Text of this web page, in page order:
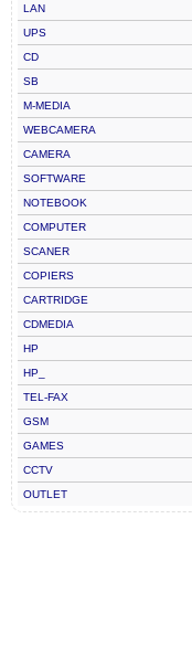
LAN
UPS
CD
SB
M-MEDIA
WEBCAMERA
CAMERA
SOFTWARE
NOTEBOOK
COMPUTER
SCANER
COPIERS
CARTRIDGE
CDMEDIA
HP
HP_
TEL-FAX
GSM
GAMES
CCTV
OUTLET